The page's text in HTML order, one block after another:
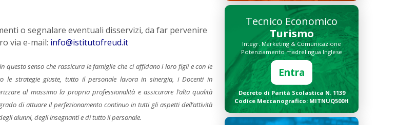
o segnalare eventuali disservizi, da far pervenire
via e-mail: info@istitutofreud.it
questo senso che rassicura le famiglie che ci affidano i loro figli e con le
strategie giuste, tutto il personale lavora in sinergia, i Docenti in
al massimo la propria professionalità e assicurare l’alta qualità
di attuare il perfezionamento continuo in tutti gli aspetti dell’attività
alunni, degli insegnanti e di tutto il personale.
Tecnico Economico
Turismo
Integr. Marketing & Comunicazione
Potenziamento madrelingua Inglese
Entra
Decreto di Parità Scolastica N. 1139
Codice Meccanografico: MITNUQ500H